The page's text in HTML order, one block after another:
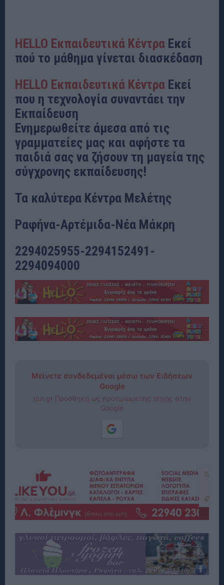
HELLO Εκπαιδευτικά Κέντρα Εκεί
πού το μάθημα γίνεται διασκέδαση
HELLO Εκπαιδευτικά Κέντρα Εκεί
που η τεχνολογία συναντάει την
Εκπαίδευση
Ενημερωθείτε άμεσα από τις
γραμματείες μας και αφήστε τα
παιδιά σας να ζήσουν τη μαγεία της
σύγχρονης εκπαίδευσης!
Τα καλύτερα Κέντρα Μελέτης
Ραφήνα-Αρτέμιδα-Νέα Μάκρη
2294025955-2294152491-
2294094000
Μείνετε συνδεδεμένοι μέσω των Ειδήσεων
Google
rpn.gr Προσθήκη ως προτιμώμενης πηγής στην
Google